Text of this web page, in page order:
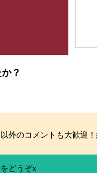
？
外のコメントも大歓迎
どうぞx